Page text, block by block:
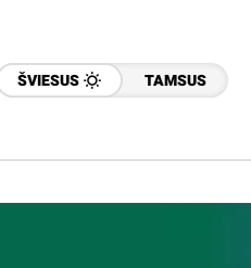
ŠVIESUS TAMSUS